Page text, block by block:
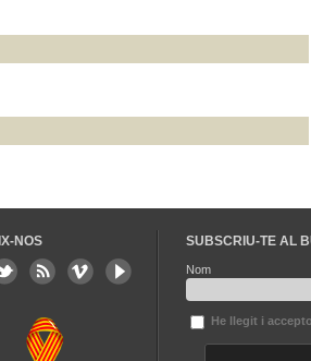
NOS SUBSCRIU-TE AL
Nom
He llegit i